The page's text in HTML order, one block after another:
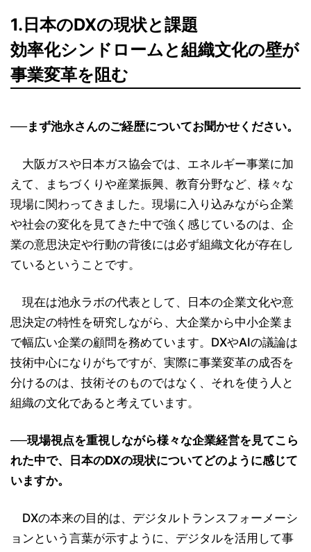
1.日本のDXの現状と課題
効率化シンドロームと組織文化の壁が
事業変革を阻む
──まず池永さんのご経歴についてお聞かせください。
大阪ガスや日本ガス協会では、エネルギー事業に加
えて、まちづくりや産業振興、教育分野など、様々な
現場に関わってきました。現場に入り込みながら企業
や社会の変化を見てきた中で強く感じているのは、企
業の意思決定や行動の背後には必ず組織文化が存在し
ているということです。
現在は池永ラボの代表として、日本の企業文化や意
思決定の特性を研究しながら、大企業から中小企業ま
で幅広い企業の顧問を務めています。DXやAIの議論は
技術中心になりがちですが、実際に事業変革の成否を
分けるのは、技術そのものではなく、それを使う人と
組織の文化であると考えています。
──現場視点を重視しながら様々な企業経営を見てこら
れた中で、日本のDXの現状についてどのように感じて
いますか。
DXの本来の目的は、デジタルトランスフォーメーシ
ョンという言葉が示すように、デジタルを活用して事